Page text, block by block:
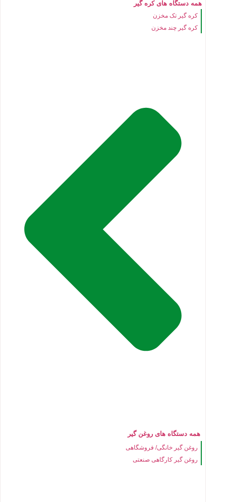
همه دستگاه های کره گیر
کره گیر تک مخزن
کره گیر چند مخزن
همه دستگاه های روغن گیر
روغن گیر خانگی/ فروشگاهی
روغن گیر کارگاهی صنعتی